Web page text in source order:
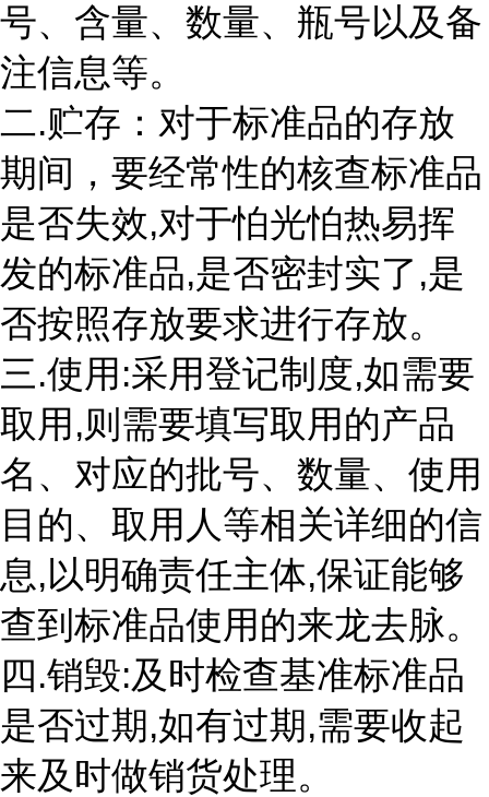
号、含量、数量、瓶号以及备
注信息等。
二.贮存：对于标准品的存放
期间，要经常性的核查标准品
是否失效,对于怕光怕热易挥
发的标准品,是否密封实了,是
否按照存放要求进行存放。
三.使用:采用登记制度,如需要
取用,则需要填写取用的产品
名、对应的批号、数量、使用
目的、取用人等相关详细的信
息,以明确责任主体,保证能够
查到标准品使用的来龙去脉。
四.销毁:及时检查基准标准品
是否过期,如有过期,需要收起
来及时做销货处理。